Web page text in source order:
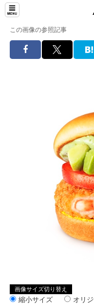
この画像の参照記事
画像サイズ切り替え
縮小サイズ オリ